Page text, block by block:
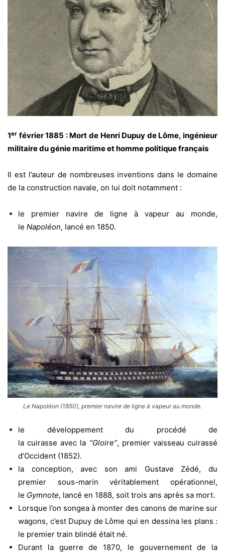
1er février 1885 : Mort de Henri Dupuy de Lôme, ingénieur
militaire du génie maritimeet homme politique français
Il est l’auteur de nombreuses inventions dans le domaine
de la construction navale, on lui doit notamment :
le premier navire de ligne à vapeur au monde,
le Napoléon, lancé en 1850.
Le Napoléon (1850), premier navire de ligne à vapeur au monde.
le développement du procédé de
la cuirasse avec la “Gloire”, premier vaisseau cuirassé
d’Occident (1852).
la conception, avec son ami Gustave Zédé, du
premier sous-marin véritablement opérationnel,
le Gymnote, lancé en 1888, soit trois ans après sa mort.
Lorsque l’on songea à monter des canons de marine sur
wagons, c’est Dupuy de Lôme qui en dessina les plans :
le premier train blindé était né.
Durant la guerre de 1870, le gouvernement de la